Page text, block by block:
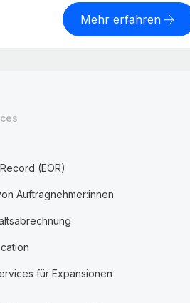
Mehr erfahren
(EOR)
Auftragnehmer:innen
für Expansionen